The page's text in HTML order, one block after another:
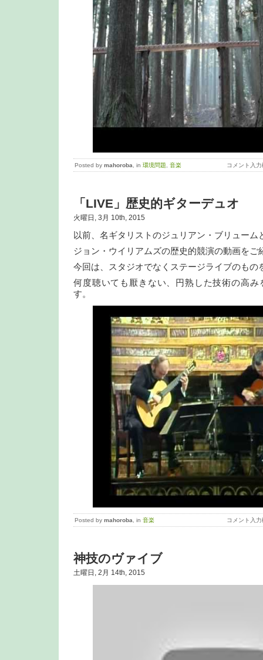
Posted by mahoroba, in 環境問題, 音楽 コメント入力
「LIVE」歴史的ギターデュオ
火曜日, 3月 10th, 2015
以前、名ギタリストのジュリアン・ブリューム
ジョン・ウイリアムズの歴史的競演の動画をご
今回は、スタジオでなくステージライブのもの
何度聴いても厭きない、円熟した技術の高み
す。
Posted by mahoroba, in 音楽 コメント入力
神技のヴァイブ
土曜日, 2月 14th, 2015